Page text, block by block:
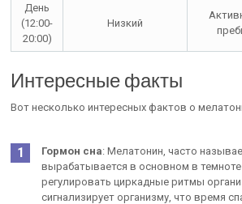
День
(12:00-
20:00)
Низкий
Интересные факты
Вот несколько интересных фактов о
Гормон сна: Мелатонин, часто
вырабатывается в основном в
регулировать циркадные ритмы
сигнализирует организму, что время